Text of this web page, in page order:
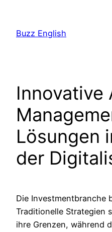
contenido
Buzz English
Innovative
Lösungen
der
Die Investmentbranche
Traditionelle Strategien
ihre Grenzen, während